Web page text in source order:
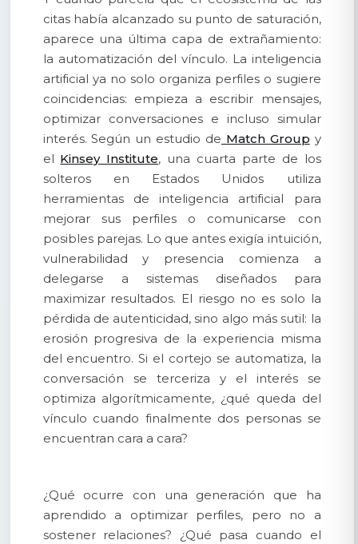
citas había alcanzado su punto de saturación,
aparece una última capa de extrañamiento:
la automatización del vínculo. La inteligencia
artificial ya no solo organiza perfiles o sugiere
coincidencias: empieza a escribir mensajes,
optimizar conversaciones e incluso simular
interés. Según un estudio de Match Group y
el Kinsey Institute, una cuarta parte de los
solteros en Estados Unidos utiliza
herramientas de inteligencia artificial para
mejorar sus perfiles o comunicarse con
posibles parejas. Lo que antes exigía intuición,
vulnerabilidad y presencia comienza a
delegarse a sistemas diseñados para
maximizar resultados. El riesgo no es solo la
pérdida de autenticidad, sino algo más sutil: la
erosión progresiva de la experiencia misma
del encuentro. Si el cortejo se automatiza, la
conversación se terceriza y el interés se
optimiza algorítmicamente, ¿qué queda del
vínculo cuando finalmente dos personas se
encuentran cara a cara?
¿Qué ocurre con una generación que ha
aprendido a optimizar perfiles, pero no a
sostener relaciones? ¿Qué pasa cuando el